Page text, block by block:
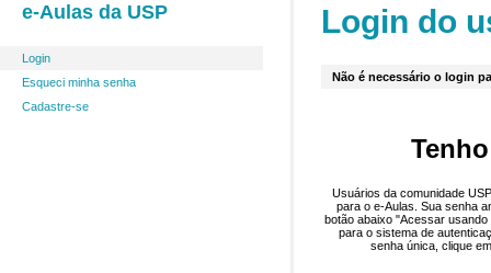
e-Aulas da USP
Login
Esqueci minha senha
Cadastre-se
Login do
Não é necessário o login
Usuários da comunidade
para o e-Aulas. Sua senha
botão abaixo "Acessar
para o sistema de
senha única, clique